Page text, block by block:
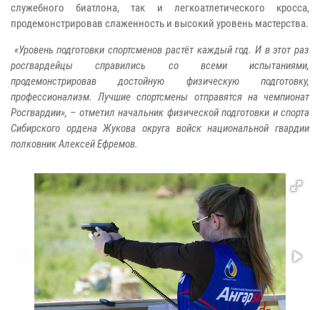
служебного биатлона, так и легкоатлетического кросса,
продемонстрировав слаженность и высокий уровень мастерства.
«Уровень подготовки спортсменов растёт каждый год. И в этот раз
росгвардейцы справились со всеми испытаниями,
продемонстрировав достойную физическую подготовку,
профессионализм. Лучшие спортсмены отправятся на чемпионат
Росгвардии», – отметил начальник физической подготовки и спорта
Сибирского ордена Жукова округа войск национальной гвардии
полковник Алексей Ефремов.